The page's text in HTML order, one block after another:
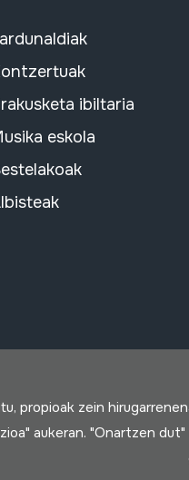
ibiltaria
eskola
propioak zein
aukeran. "Onartzen